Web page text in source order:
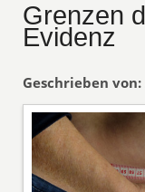
Grenzen
Evidenz
Geschrieben von: